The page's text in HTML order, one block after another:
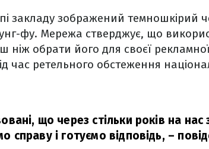
закладу зображений темношкірий
фу. Мережа стверджує, що
ніж обрати його для своєї
час ретельного обстеження
що через стільки років на
справу і готуємо відповідь, –